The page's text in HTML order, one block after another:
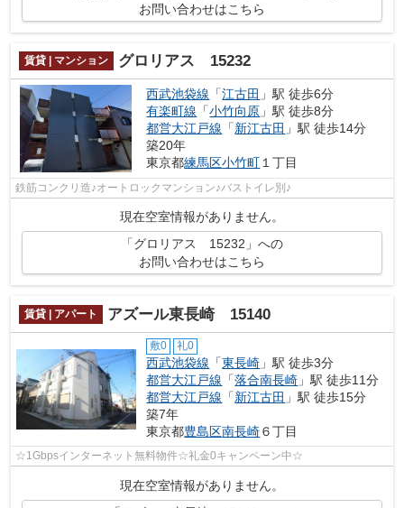
お問い合わせはこちら
賃貸 | マンション グロリアス 15232
西武池袋線 「江古田 」駅 徒歩6分
有楽町線 「小竹向原 」駅 徒歩8分
都営大江戸線 「新江古田 」駅 徒歩14分
築20年
東京都練馬区小竹町 １丁目
鉄筋コンクリ造♪オートロックマンション♪バストイレ別♪
現在空室情報がありません。
「グロリアス 15232」への
お問い合わせはこちら
賃貸 | アパート アズール東長崎 15140
敷0 礼0
西武池袋線 「東長崎 」駅 徒歩3分
都営大江戸線 「落合南長崎 」駅 徒歩11分
都営大江戸線 「新江古田 」駅 徒歩15分
築7年
東京都豊島区南長崎６丁目
☆1Gbpsインターネット無料物件☆礼金0キャンペーン中☆
現在空室情報がありません。